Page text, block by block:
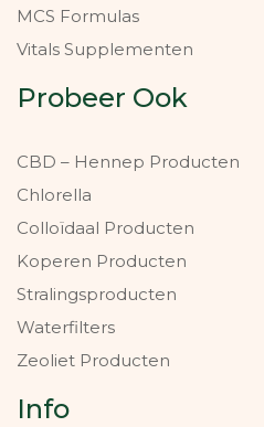
MCS Formulas
Vitals Supplementen
Probeer Ook
CBD – Hennep Producten
Chlorella
Colloïdaal Producten
Koperen Producten
Stralingsproducten
Waterfilters
Zeoliet Producten
Info